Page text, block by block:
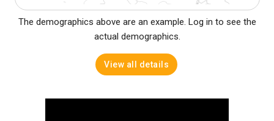
The demographics above are an example. Log in to see the
actual demographics.
View all details